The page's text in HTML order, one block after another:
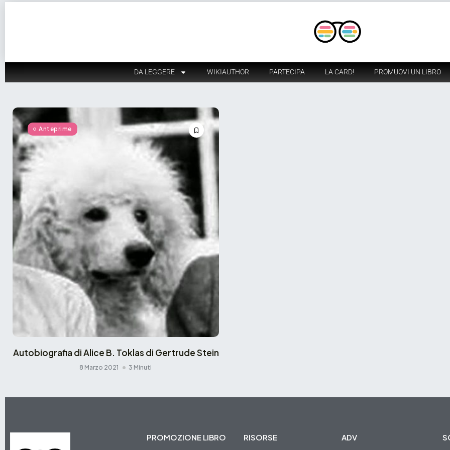
DA LEGGERE WIKIAUTHOR PARTECIPA LA CARD! PROMUOVI UN LIBRO
Anteprime
Autobiografia di Alice B. Toklas di Gertrude Stein
8 Marzo 2021 3 Minuti
PROMOZIONE LIBRO RISORSE ADV